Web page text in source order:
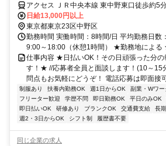
アクセス ＪＲ中央本線 東中野東口徒歩約5
東口徒歩約5分、都営大江戸線 中野坂上A1
日給13,000円以上
東京都東京23区中野区
勤務時間 実働時間：8時間/日 平均勤務日数
9:00～18:00（休憩1時間） ★勤務地による
仕事内容 ★日払いOK！その日頑張った分の
す！★ //応募者全員と面談します！(10～15
問点もお気軽にどうぞ！ 電話応募は即面接
制服あり 扶養内勤務OK 週1日からOK 副業・Wワー
フリーター歓迎
学歴不問 即日勤務OK 平日のみOK
即日払いOK
研修あり ブランクOK 交通費支給 長
週2・3日からOK
シフト制 履歴書不要
同じ企業の求人